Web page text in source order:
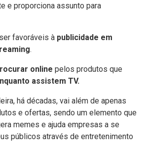
e proporciona assunto para
favoráveis à publicidade em
.
online pelos produtos que
assistem TV.
há décadas, vai além de apenas
e ofertas, sendo um elemento que
memes e ajuda empresas a se
públicos através de entretenimento